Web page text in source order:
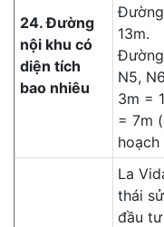
24. Đường
nội khu có
diện tích
bao nhiêu
13m.
Đường
N5,
3m =
= 7m
La
thái
đầu